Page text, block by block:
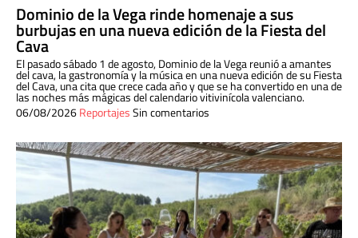
Dominio de la Vega rinde homenaje a sus
burbujas en una nueva edición de la Fiesta del
Cava
El pasado sábado 1 de agosto, Dominio de la Vega reunió a amantes
del cava, la gastronomía y la música en una nueva edición de su Fiesta
del Cava, una cita que crece cada año y que se ha convertido en una de
las noches más mágicas del calendario vitivinícola valenciano.
06/08/2026ReportajesSin comentarios